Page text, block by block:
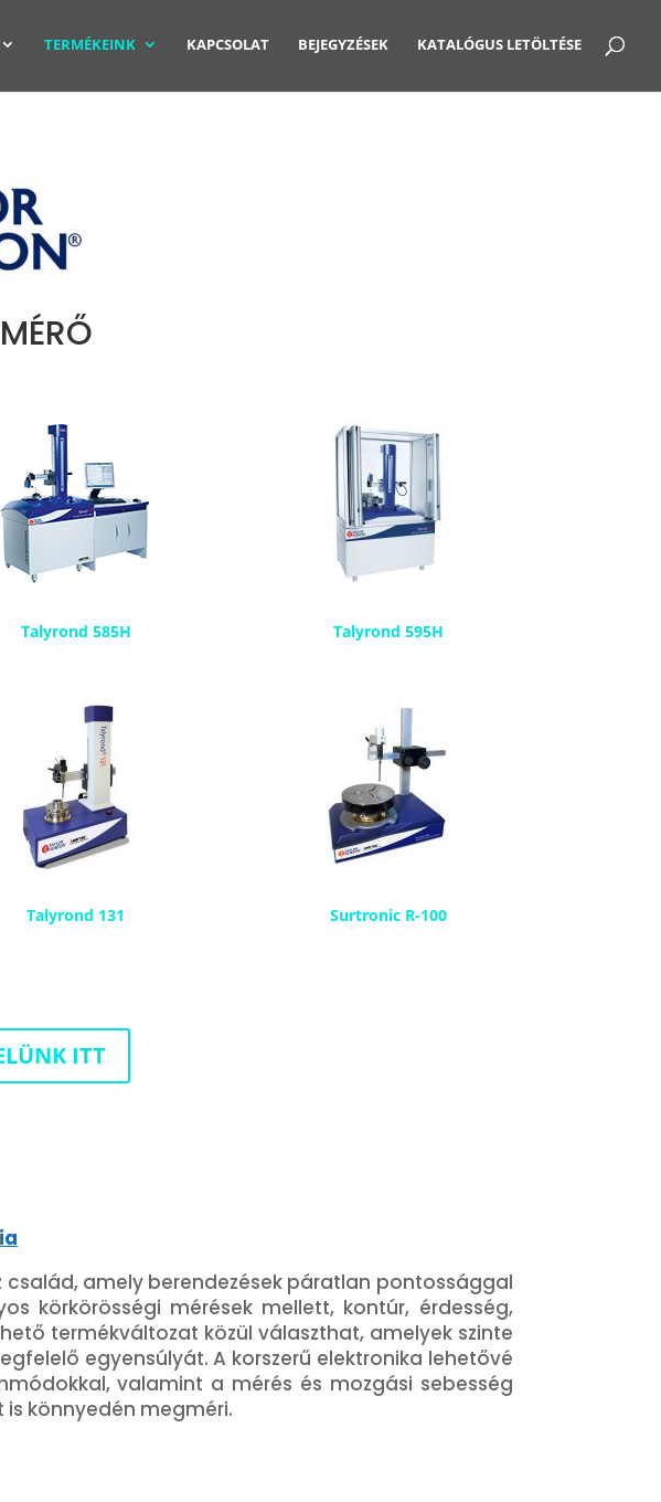
TERMÉKEINK KAPCSOLAT BEJEGYZÉSEK KATALÓGUS LETÖLTÉSE
Talyrond 585H Talyrond 595H
Talyrond 131 Surtronic R-100
ITT
amely berendezések páratlan pontossággal
körkörösségi mérések mellett, kontúr, érdesség,
termékváltozat közül választhat, amelyek szinte
egyensúlyát. A korszerű elektronika lehetővé
valamint a mérés és mozgási sebesség
könnyedén megméri.